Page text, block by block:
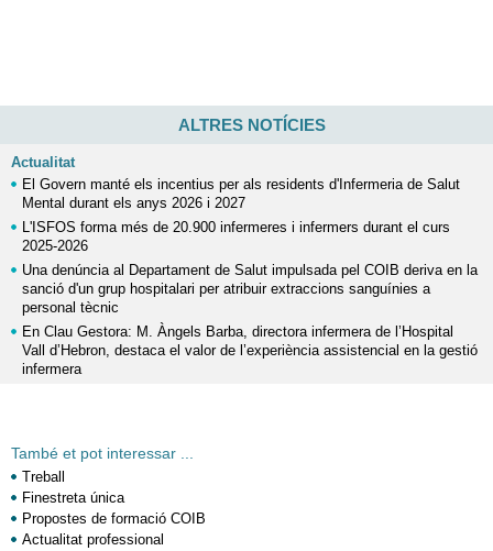
ALTRES NOTÍCIES
Actualitat
El Govern manté els incentius per als residents d'Infermeria de Salut
Mental durant els anys 2026 i 2027
L'ISFOS forma més de 20.900 infermeres i infermers durant el curs
2025-2026
Una denúncia al Departament de Salut impulsada pel COIB deriva en la
sanció d'un grup hospitalari per atribuir extraccions sanguínies a
personal tècnic
En Clau Gestora: M. Àngels Barba, directora infermera de l’Hospital
Vall d’Hebron, destaca el valor de l’experiència assistencial en la gestió
infermera
També et pot interessar ...
Treball
Finestreta única
Propostes de formació COIB
Actualitat professional